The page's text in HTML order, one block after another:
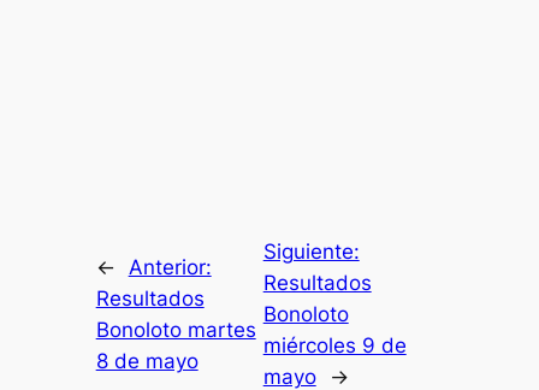
←
Anterior:
Resultados
Bonoloto martes
8 de mayo
Siguiente:
Resultados
Bonoloto
miércoles 9 de
mayo
→